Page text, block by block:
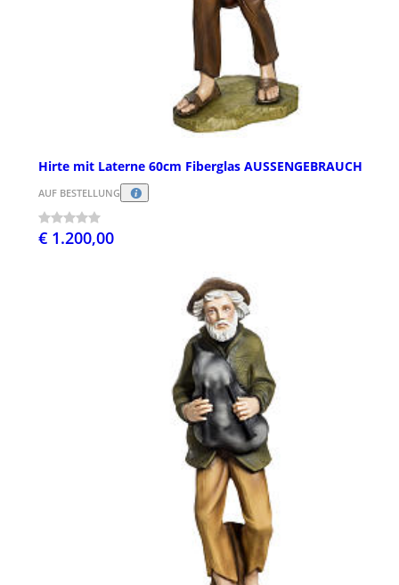
Hirte mit Laterne 60cm Fiberglas AUSSENGEBRAUCH
AUF BESTELLUNG
€ 1.200,00